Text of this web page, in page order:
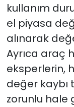
kullanım
el piyasa
alınarak
Ayrıca araç
eksperlerin,
değer kaybı
zorunlu hale